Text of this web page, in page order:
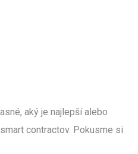
aký je najlepší alebo
contractov. Pokusme si